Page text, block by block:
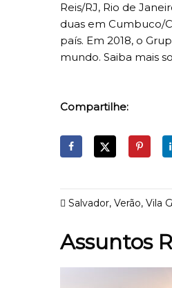
Reis/RJ, Rio de
duas em Cumbuco/
país. Em 2018, o
mundo. Saiba mais
Compartilhe:
Salvador, Verão, Vila
Assuntos